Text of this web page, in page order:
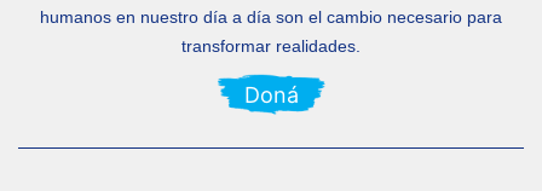
humanos en nuestro día a día son el cambio necesario para
transformar realidades.
Doná